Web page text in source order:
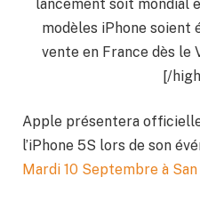
lancement soit mondial
modèles iPhone soient
vente en France dès le
[/
Apple présentera
l’iPhone 5S lors de son
Mardi 10 Septembre à